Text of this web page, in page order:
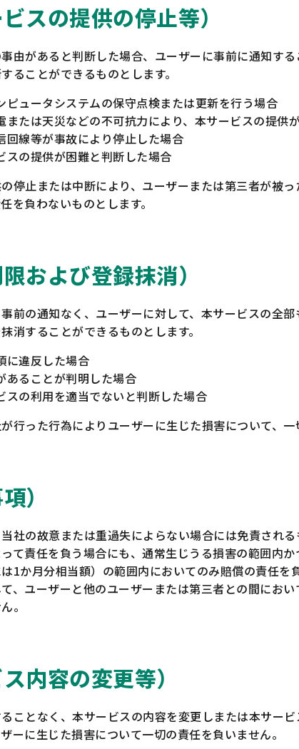
スの提供の停止等）
由があると判断した場合、ユーザーに事前に通知す
ることができるものとします。
ピュータシステムの保守点検または更新を行う場合
または天災などの不可抗力により、本サービスの提供
回線等が事故により停止した場合
スの提供が困難と判断した場合
停止または中断により、ユーザーまたは第三者が被
を負わないものとします。
および登録抹消）
前の通知なく、ユーザーに対して、本サービスの全
消することができるものとします。
に違反した場合
あることが判明した場合
スの利用を適当でないと判断した場合
行った行為によりユーザーに生じた損害について、一
）
社の故意または重過失によらない場合には免責される
て責任を負う場合にも、通常生じうる損害の範囲内
1か月分相当額）の範囲内においてのみ賠償の責任を
、ユーザーと他のユーザーまたは第三者との間にお
。
内容の変更等）
ことなく、本サービスの内容を変更しまたは本サー
ーに生じた損害について一切の責任を負いません。